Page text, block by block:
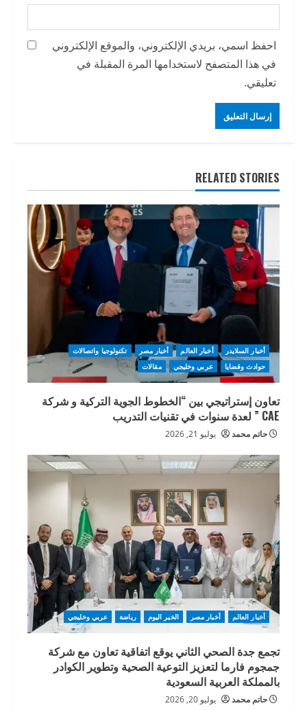
احفظ اسمي، بريدي الإلكتروني، والموقع الإلكتروني
في هذا المتصفح لاستخدامها المرة المقبلة في
تعليقي.
RELATED STORIES
أخبار السلايدر أخبار العالم أخبار مصر
تكنولوجيا واتصالات
حوادث وقضايا
عربي وخليجي مقالات
تعاون إستراتيجي بين “الخطوط الجوية التركية و شركة
CAE ” لعدة سنوات في تقنيات التدريب
حاتم محمد يوليو 21, 2026
أخبار العالم أخبار مصر الخبر اليوم رياضة عربي وخليجي
تجمع جدة الصحي الثاني يوقع اتفاقية تعاون مع شركة
جمجوم فارما لتعزيز التوعية الصحية وتطوير الكوادر
بالمملكة العربية السعودية
حاتم محمد يوليو 20, 2026